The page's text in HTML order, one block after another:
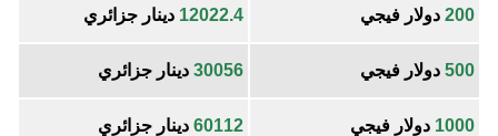
200 دولار فيجي 12022.4 دينار جزائري
500 دولار فيجي 30056 دينار جزائري
1000 دولار فيجي 60112 دينار جزائري